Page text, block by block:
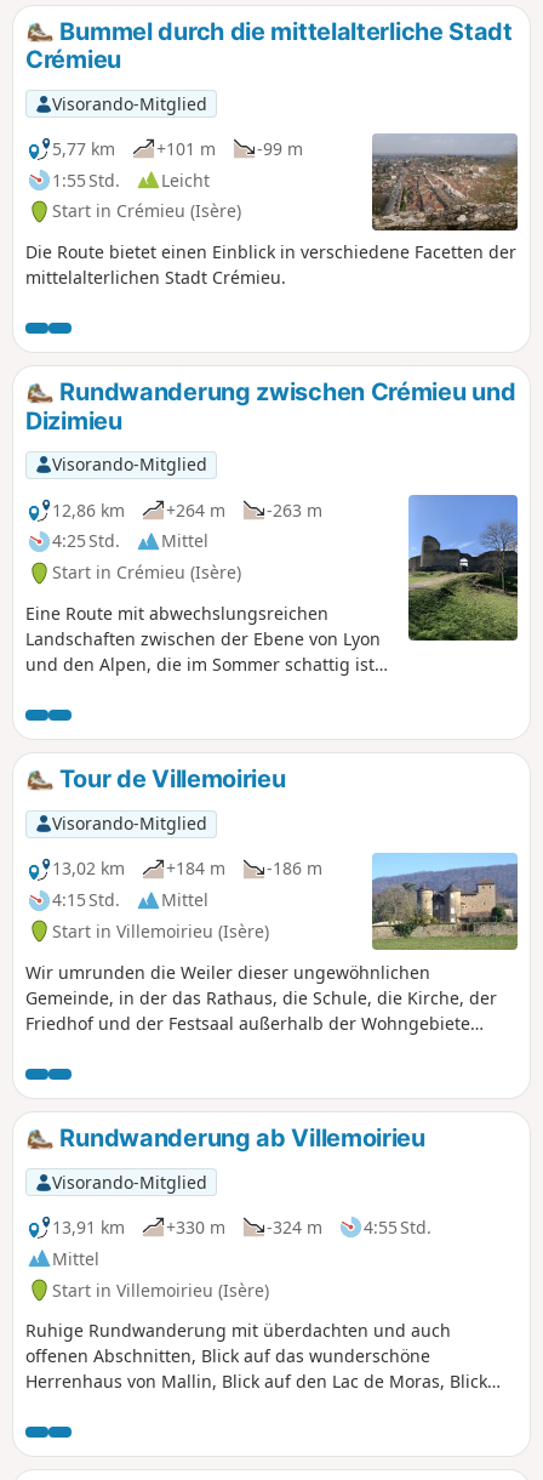
die Sicht auf das Ufer. Einige
Backhäuser und Waschhäuser säumen
den Weg. Gelbe Wegmarkierungen
entlang der gesamten Strecke. Je nach
Tempo und Fotostopps sollten Sie
zwischen 3 und 4 Stunden einplanen.
Bummel durch die mittelalterliche Stadt
Crémieu
Visorando-Mitglied
5,77 km
+101 m
-99 m
1:55 Std.
Leicht
Start in Crémieu (Isère)
Die Route bietet einen Einblick in verschiedene Facetten der
mittelalterlichen Stadt Crémieu.
Rundwanderung zwischen Crémieu und
Dizimieu
Visorando-Mitglied
12,86 km
+264 m
-263 m
4:25 Std.
Mittel
Start in Crémieu (Isère)
Eine Route mit abwechslungsreichen
Landschaften zwischen der Ebene von Lyon
und den Alpen, die im Sommer schattig ist
Tour de Villemoirieu
Visorando-Mitglied
13,02 km
+184 m
-186 m
4:15 Std.
Mittel
Start in Villemoirieu (Isère)
Wir umrunden die Weiler dieser ungewöhnlichen
Gemeinde, in der das Rathaus, die Schule, die Kirche, der
Friedhof und der Festsaal außerhalb der Wohngebiete
und Panoramablicke auf die Ebene des Ain.
Rundwanderung ab Villemoirieu
Visorando-Mitglied
13,91 km
+330 m -324 m
4:55 Std.
Mittel
Start in Villemoirieu (Isère)
Ruhige Rundwanderung mit überdachten und auch
offenen Abschnitten, Blick auf das wunderschöne
Herrenhaus von Mallin, Blick auf den Lac de Moras, Blick
Steinhäusern, in einer Höhle versteckte Quelle.